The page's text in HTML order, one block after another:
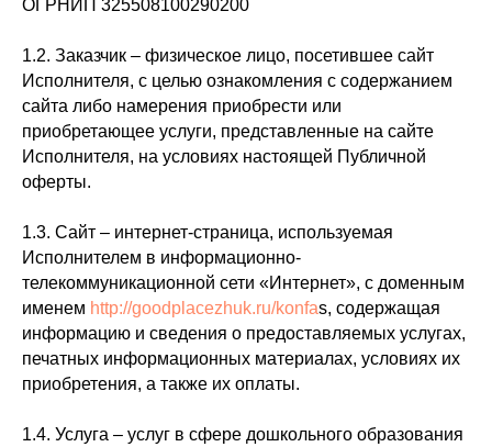
ОГРНИП 325508100290200
1.2. Заказчик – физическое лицо, посетившее сайт
Исполнителя, с целью ознакомления с содержанием
сайта либо намерения приобрести или
приобретающее услуги, представленные на сайте
Исполнителя, на условиях настоящей Публичной
оферты.
1.3. Сайт – интернет-страница, используемая
Исполнителем в информационно-
телекоммуникационной сети «Интернет», с доменным
именем http://goodplacezhuk.ru/konfas, содержащая
информацию и сведения о предоставляемых услугах,
печатных информационных материалах, условиях их
приобретения, а также их оплаты.
1.4. Услуга – услуг в сфере дошкольного образования